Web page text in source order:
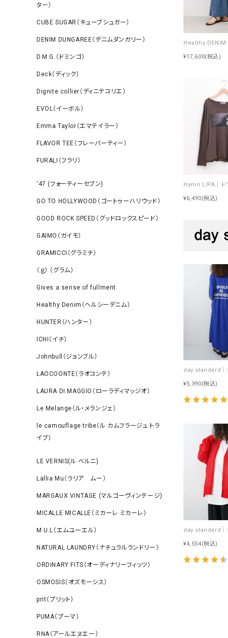
ター）
CUBE SUGAR（キューブシュガー）
DENIM DUNGAREE（デニムダンガリー）
D.M.G.（ドミンゴ）
Deck（ディック）
Dignite collier（ディニテコリエ）
EVOL（イーボル）
Emma Taylor（エマテイラー）
FLAVOR TEE（フレーバーティー）
FURALI（フラリ）
‘47 (フォーティーセブン)
GO TO HOLLYWOOD（ゴートゥーハリウッド）
GOOD ROCK SPEED（グッドロックスピード）
GAIMO（ガイモ）
GRAMICCI（グラミチ）
（ｇ） （グラム）
Gives a sense of fullment
Healthy Denim（ヘルシーデニム）
HUNTER（ハンター）
ICHI（イチ）
Johnbull（ジョンブル）
LAOCOONTE（ラオコンテ）
LAURA DI MAGGIO（ローラディマッジオ）
Le Melange（ル・メランジェ）
le camouflage tribe（ル カムフラージュ トラ
イブ）
LE VERNIS(ル ベルニ)
Lallia Mu（ラリア ムー）
MARGAUX VINTAGE (マルゴーヴィンテージ)
MICALLE MICALLE（ミカーレ ミカーレ）
M.U.L（エムユーエル）
NATURAL LAUNDRY（ナチュラルランドリー）
ORDINARY FITS（オーディナリーフィッツ）
OSMOSIS（オズモーシス）
prit（プリット）
PUMA（プーマ）
RNA（アールエヌエー）
¥17,600(税込)
¥6,490(税込)
¥5,390(税込)
¥4,554(税込)